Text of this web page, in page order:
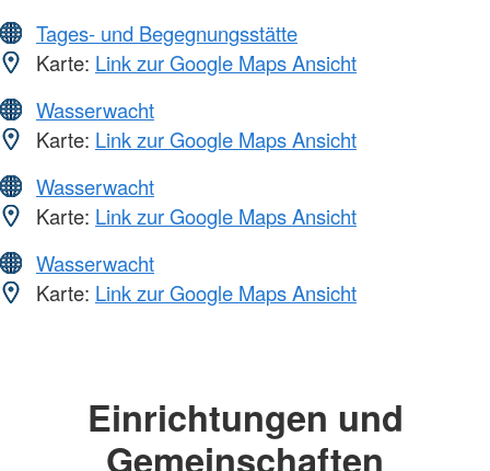
Tages- und Begegnungsstätte
Karte: Link zur Google Maps Ansicht
Wasserwacht
Karte: Link zur Google Maps Ansicht
Wasserwacht
Karte: Link zur Google Maps Ansicht
Wasserwacht
Karte: Link zur Google Maps Ansicht
Einrichtungen und
Gemeinschaften